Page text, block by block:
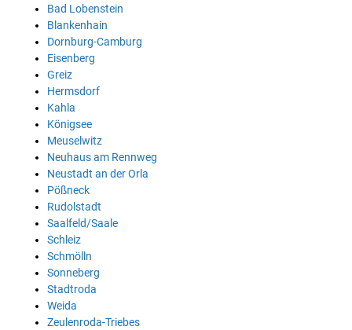
Bad Lobenstein
Blankenhain
Dornburg-Camburg
Eisenberg
Greiz
Hermsdorf
Kahla
Königsee
Meuselwitz
Neuhaus am Rennweg
Neustadt an der Orla
Pößneck
Rudolstadt
Saalfeld/Saale
Schleiz
Schmölln
Sonneberg
Stadtroda
Weida
Zeulenroda-Triebes